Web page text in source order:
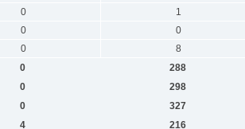
0 1
0 0
0 8
0 288
0 298
0 327
4 216